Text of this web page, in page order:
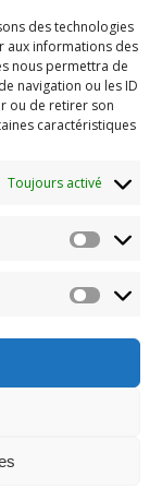
des technologies
aux informations des
nous permettra de
navigation ou les ID
ou de retirer son
caractéristiques
Toujours activé